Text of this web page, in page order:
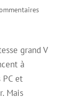
grand V
à
PC et
Mais